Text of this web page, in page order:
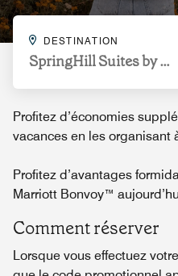
DESTINATION
SpringHill Suites by
Profitez d’économies
vacances en les organisant
Profitez d’avantages
Marriott Bonvoy™
Comment réserver
Lorsque vous effectuez